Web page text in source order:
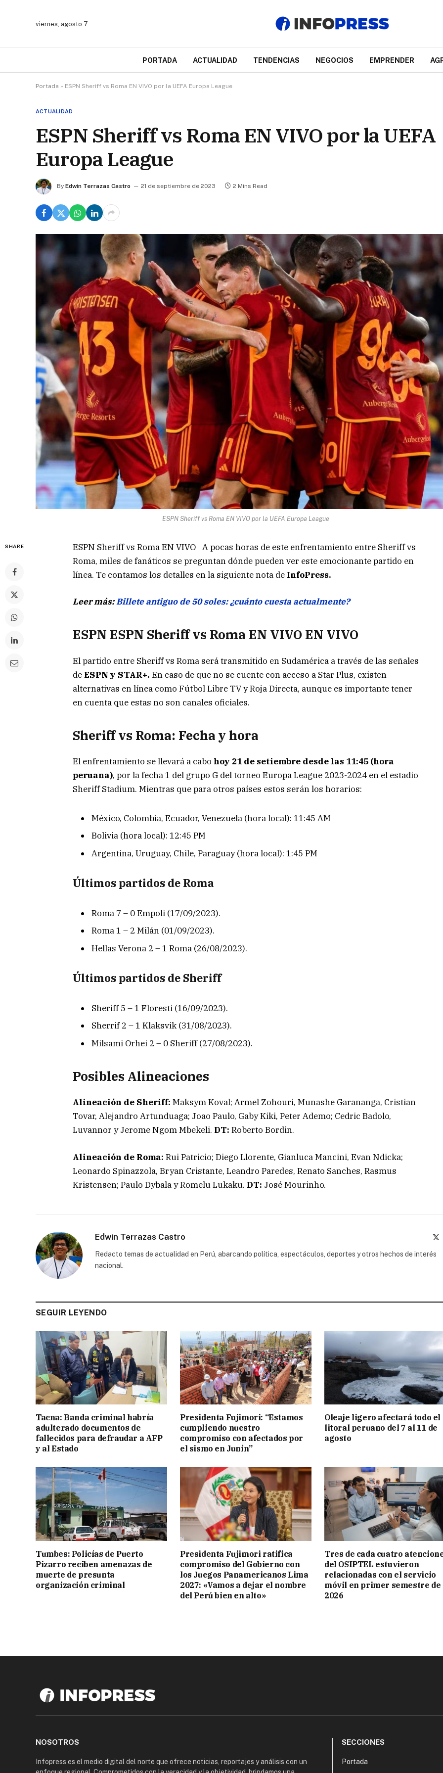
viernes, agosto 7
PORTADA ACTUALIDAD TENDENCIAS NEGOCIOS EMPRENDER
Portada » ESPN Sheriff vs Roma EN VIVO por la UEFA Europa League
ACTUALIDAD
ESPN Sheriff vs Roma EN VIVO por la UEFA
Europa League
By Edwin Terrazas Castro 21 de septiembre de 2023 2 Mins Read
ESPN Sheriff vs Roma EN VIVO por la UEFA Europa League
SHARE
ESPN Sheriff vs Roma EN VIVO | A pocas horas de este enfrentamiento entre Sheriff vs
Roma, miles de fanáticos se preguntan dónde pueden ver este emocionante partido en
línea. Te contamos los detalles en la siguiente nota de InfoPress.
Leer más:Billete antiguo de 50 soles: ¿cuánto cuesta actualmente?
ESPN ESPN Sheriff vs Roma EN VIVO EN VIVO
El partido entre Sheriff vs Roma será transmitido en Sudamérica a través de las señales
deESPN y STAR+. En caso de que no se cuente con acceso a Star Plus, existen
alternativas en línea como Fútbol Libre TV y Roja Directa, aunque es importante tener
en cuenta que estas no son canales oficiales.
Sheriff vs Roma: Fecha y hora
El enfrentamiento se llevará a cabo hoy 21 de setiembre desde las 11:45 (hora
peruana), por la fecha 1 del grupo G del torneo Europa League 2023-2024 en el estadio
Sheriff Stadium. Mientras que para otros países estos serán los horarios:
México, Colombia, Ecuador, Venezuela (hora local): 11:45 AM
Bolivia (hora local): 12:45 PM
Argentina, Uruguay, Chile, Paraguay (hora local): 1:45 PM
Últimos partidos de Roma
Roma 7 – 0 Empoli (17/09/2023).
Roma 1 – 2 Milán (01/09/2023).
Hellas Verona 2 – 1 Roma (26/08/2023).
Últimos partidos de Sheriff
Sheriff 5 – 1 Floresti (16/09/2023).
Sherrif 2 – 1 Klaksvik (31/08/2023).
Milsami Orhei 2 – 0 Sheriff (27/08/2023).
Posibles Alineaciones
Alineación de Sheriff: Maksym Koval; Armel Zohouri, Munashe Garananga, Cristian
Tovar, Alejandro Artunduaga; Joao Paulo, Gaby Kiki, Peter Ademo; Cedric Badolo,
Luvannor y Jerome Ngom Mbekeli. DT: Roberto Bordin.
Alineación de Roma: Rui Patricio; Diego Llorente, Gianluca Mancini, Evan Ndicka;
Leonardo Spinazzola, Bryan Cristante, Leandro Paredes, Renato Sanches, Rasmus
Kristensen; Paulo Dybala y Romelu Lukaku. DT: José Mourinho.
Edwin Terrazas Castro
Redacto temas de actualidad en Perú, abarcando política, espectáculos, deportes y otros hechos de interés
nacional.
SEGUIR LEYENDO
Tacna: Banda criminal habría
adulterado documentos de
fallecidos para defraudar a AFP
y al Estado
Presidenta Fujimori: “Estamos
cumpliendo nuestro
compromiso con afectados por
el sismo en Junín”
Oleaje ligero afectará todo el
litoral peruano del 7 al 11 de
agosto
Tumbes: Policías de Puerto
Pizarro reciben amenazas de
muerte de presunta
organización criminal
Presidenta Fujimori ratifica
compromiso del Gobierno con
los Juegos Panamericanos Lima
2027: «Vamos a dejar el nombre
del Perú bien en alto»
Tres de cada cuatro
del OSIPTEL estuvieron
relacionadas con el servicio
móvil en primer semestre de
2026
NOSOTROS
Infopress es el medio digital del norte que ofrece noticias, reportajes y análisis con un
SECCIONES
Portada